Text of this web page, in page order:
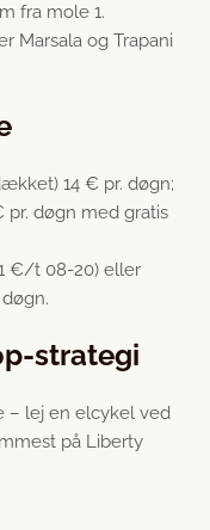
fra mole 1.
Marsala og Trapani
14 € pr. døgn;
pr. døgn med gratis
€/t 08-20) eller
døgn.
strategi
– lej en elcykel ved
på Liberty